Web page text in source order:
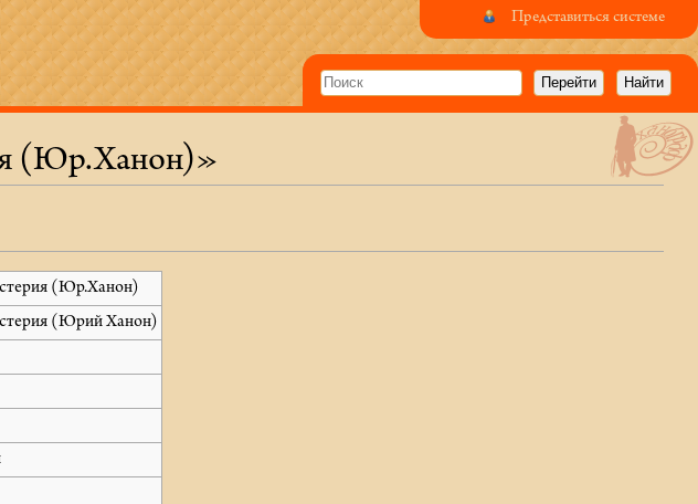
(Юр.Ханон)»
(Юр.Ханон)
(Юрий Ханон)
Представиться системе